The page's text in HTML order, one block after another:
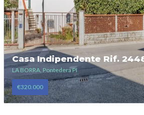
Casa Indipendente Rif.
LA BORRA, Pontedera PI
€320.000